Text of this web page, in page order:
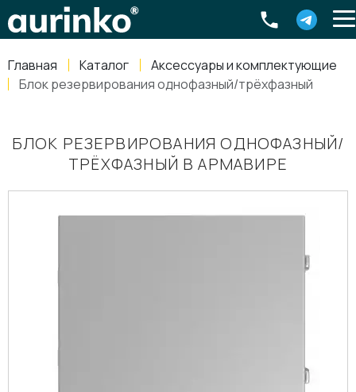
Главная Каталог
Аксессуары и комплектующие
Блок резервирования однофазный/трёхфазный
БЛОК РЕЗЕРВИРОВАНИЯ ОДНОФАЗНЫЙ/
ТРЁХФАЗНЫЙ В АРМАВИРЕ
Россия, Свердловская область Екатеринбург ,
8-800-770-79-40